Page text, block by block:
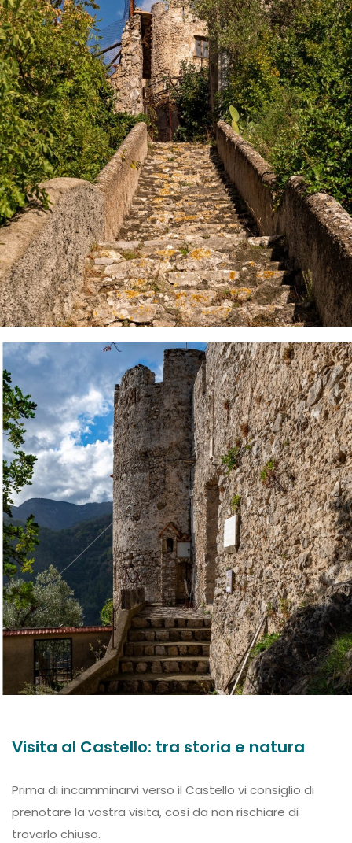
Visita al Castello: tra storia e natura
Prima di incamminarvi verso il Castello vi consiglio di
prenotare la vostra visita, così da non rischiare di
trovarlo chiuso.